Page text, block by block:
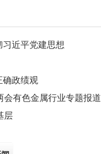
近平党建思想
确政绩观
会有色金属行业专题报道
层